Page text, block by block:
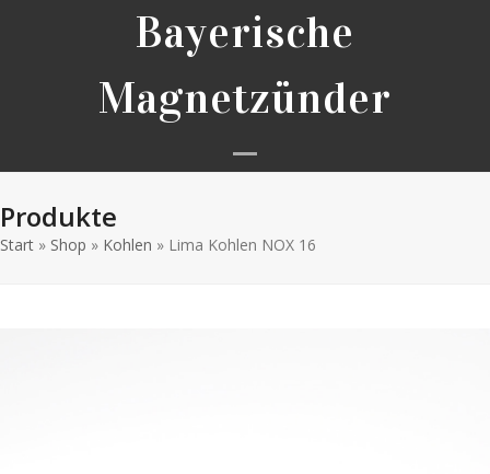
Bayerische
Magnetzünder
Open
menu
Close
menu
Produkte
Start » Shop » Kohlen » Lima Kohlen NOX 16